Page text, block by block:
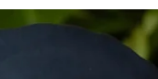
မြန်မာနိုင်ငံမှ ရောက်ရှိလာသူဖြစ်ပြီး ပညာရေးတွင်
စိန်ခေါ်မှုများစွာကို ရင်ဆိုင်ခဲ့ရသည်။ သူမသည် မဲ
ဆောက်ရှိ ရွှေ့ပြောင်းသင်ယူရေးဌာနတစ်ခုတွင်
ပညာသင်ကြားခဲ့သော်လည်း မိသားစုက
သူမ၏ပညာရေးကို အပြည့်အဝ ထောက်ပံ့နိုင်ခြင်း မရှိ